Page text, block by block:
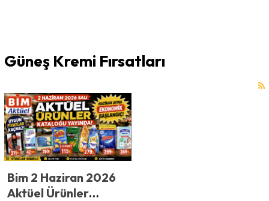
Güneş Kremi Fırsatları
Bim 2 Haziran 2026
Aktüel Ürünler